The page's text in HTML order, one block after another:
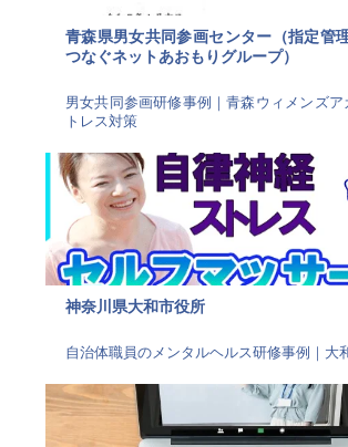
青森県男女共同参画センター（指定管
つなぐネットあおもりグループ）
男女共同参画研修事例｜青森ウィメンズア
トレス対策
神奈川県大和市役所
自治体職員のメンタルヘルス研修事例｜大